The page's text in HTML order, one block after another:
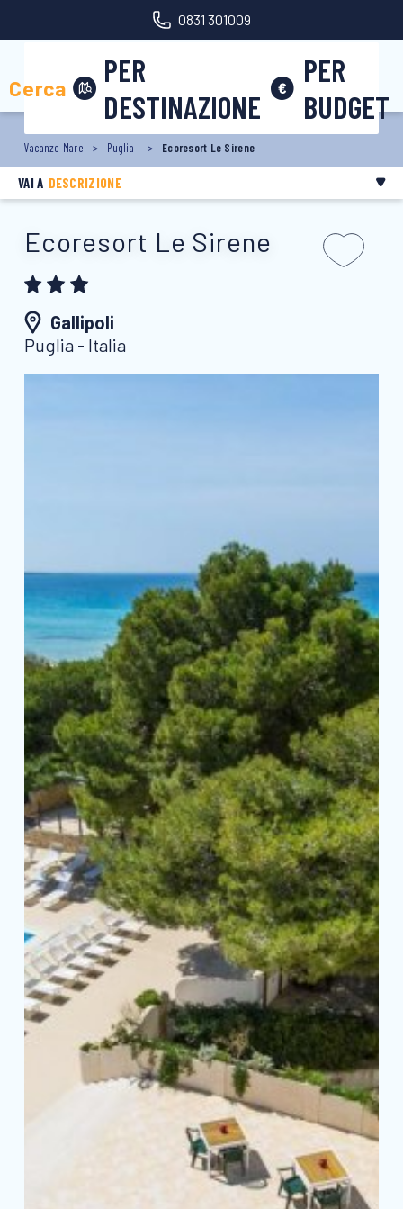
0831 301009
Cerca
PER
DESTINAZIONE
PER
BUDGET
Vacanze Mare Puglia Ecoresort Le Sirene
VAI A DESCRIZIONE
Ecoresort Le Sirene
Gallipoli
Puglia - Italia